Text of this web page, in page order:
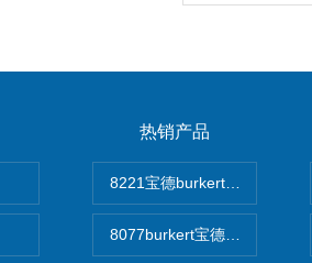
热销产品
8221宝德burkert电导率探头
8077burkert宝德椭圆齿轮脉